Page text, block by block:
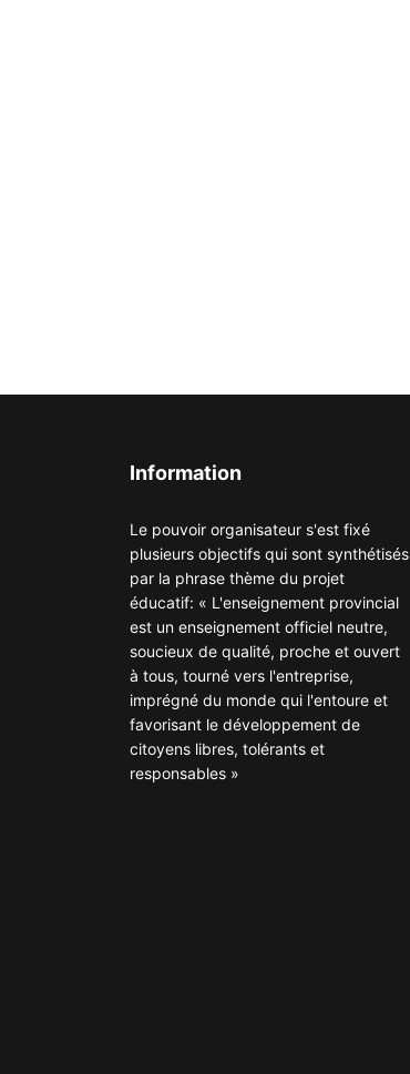
Information
Le pouvoir organisateur s'est fixé
plusieurs objectifs qui sont synthétisés
par la phrase thème du projet
éducatif: « L'enseignement provincial
est un enseignement officiel neutre,
soucieux de qualité, proche et ouvert
à tous, tourné vers l'entreprise,
imprégné du monde qui l'entoure et
favorisant le développement de
citoyens libres, tolérants et
responsables »